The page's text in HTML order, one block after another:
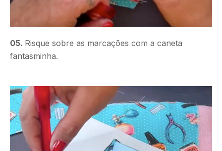
05. Risque sobre as marcações com a caneta
fantasminha.